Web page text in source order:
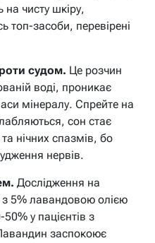
чисту шкіру,
топ-засоби, перевірені
судом. Це розчин
воді, проникає
мінералу. Спрейте на
сон стає
нічних спазмів, бо
нервів.
Дослідження на
5% лавандовою олією
у пацієнтів з
заспокоює